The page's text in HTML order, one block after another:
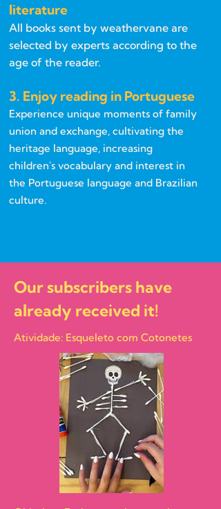
literature
All books sent by weathervane are
selected by experts according to the
age of the reader.
3. Enjoy reading in Portuguese
Experience unique moments of family
union and exchange, cultivating the
heritage language, increasing
children's vocabulary and interest in
the Portuguese language and Brazilian
culture.
Our subscribers have
already received it!
Atividade: Esqueleto com Cotonetes